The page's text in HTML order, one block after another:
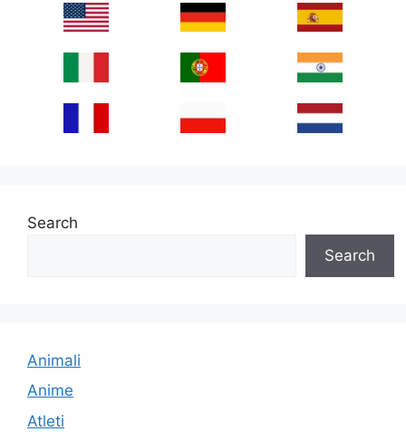
Search
Search
Animali
Anime
Atleti